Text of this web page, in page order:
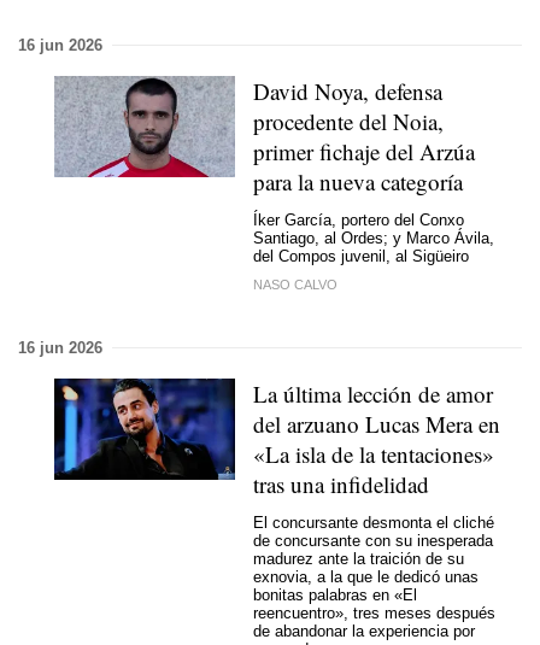
16 jun 2026
David Noya, defensa
procedente del Noia,
primer fichaje del Arzúa
para la nueva categoría
Íker García, portero del Conxo
Santiago, al Ordes; y Marco Ávila,
del Compos juvenil, al Sigüeiro
NASO CALVO
16 jun 2026
La última lección de amor
del arzuano Lucas Mera en
«La isla de la tentaciones»
tras una infidelidad
El concursante desmonta el cliché
de concursante con su inesperada
madurez ante la traición de su
exnovia, a la que le dedicó unas
bonitas palabras en «El
reencuentro», tres meses después
de abandonar la experiencia por